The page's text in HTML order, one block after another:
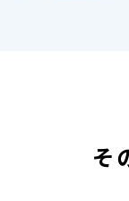
そ